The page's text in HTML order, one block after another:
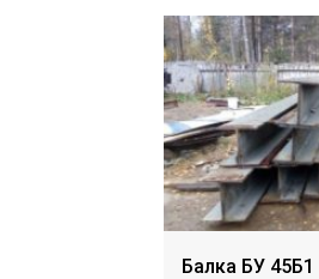
Балка БУ 45Б1